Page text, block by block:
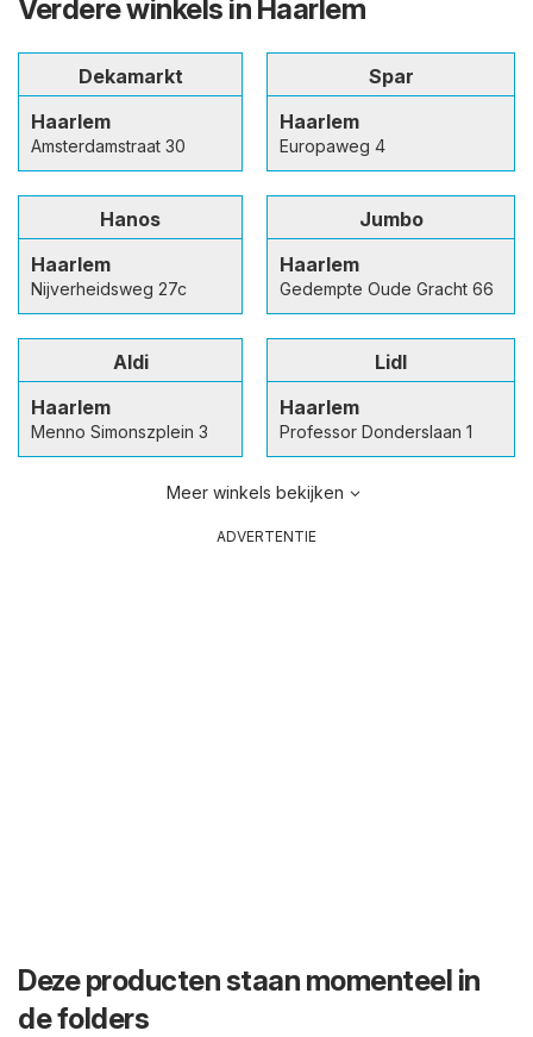
Verdere winkels in Haarlem
Dekamarkt
Haarlem
Amsterdamstraat 30
Spar
Haarlem
Europaweg 4
Hanos
Haarlem
Nijverheidsweg 27c
Jumbo
Haarlem
Gedempte Oude Gracht 66
Aldi
Haarlem
Menno Simonszplein 3
Lidl
Haarlem
Professor Donderslaan 1
Meer winkels bekijken
ADVERTENTIE
Deze producten staan momenteel in
de folders